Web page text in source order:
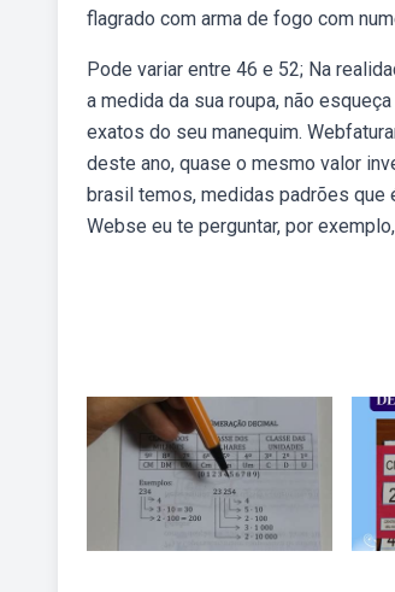
flagrado com arma de fogo com
Pode variar entre 46 e 52; Na
a medida da sua roupa, não
exatos do seu manequim.
deste ano, quase o mesmo valor
brasil temos, medidas padrões que
Webse eu te perguntar, por